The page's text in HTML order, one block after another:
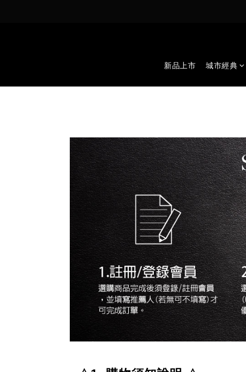
新品上市 城市經典